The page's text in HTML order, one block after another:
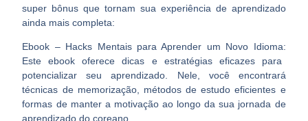
super bônus que tornam sua experiência de aprendizado
ainda mais completa:
Ebook – Hacks Mentais para Aprender um Novo Idioma:
Este ebook oferece dicas e estratégias eficazes para
potencializar seu aprendizado. Nele, você encontrará
técnicas de memorização, métodos de estudo eficientes e
formas de manter a motivação ao longo da sua jornada de
aprendizado do coreano.